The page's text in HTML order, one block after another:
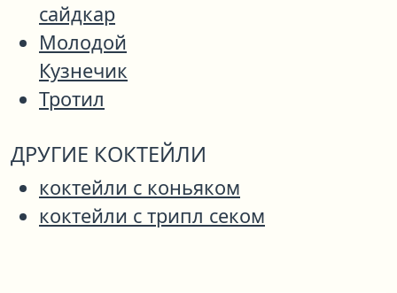
сайдкар
Молодой
Кузнечик
Тротил
ДРУГИЕ КОКТЕЙЛИ
коктейли с коньяком
коктейли с трипл секом